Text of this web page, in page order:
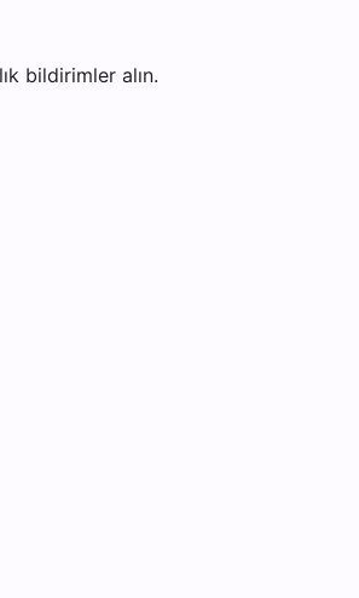
bildirimler alın.